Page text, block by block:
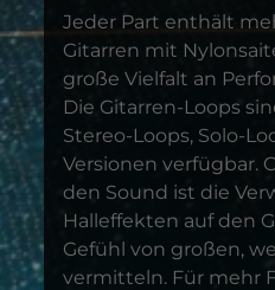
Jeder Part enthält
Gitarren mit
große Vielfalt an
Die Gitarren-Loops
Stereo-Loops, Solo-
Versionen verfügbar.
den Sound ist die
Halleffekten auf den
Gefühl von großen,
vermitteln. Für mehr